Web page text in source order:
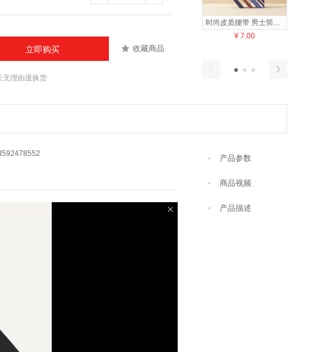
立即购买 收藏商品
无理由退换货
时尚皮质腰带 男士简约百搭休闲款 2024新款094832477
¥ 7.00
产品参数
商品视频
产品描述